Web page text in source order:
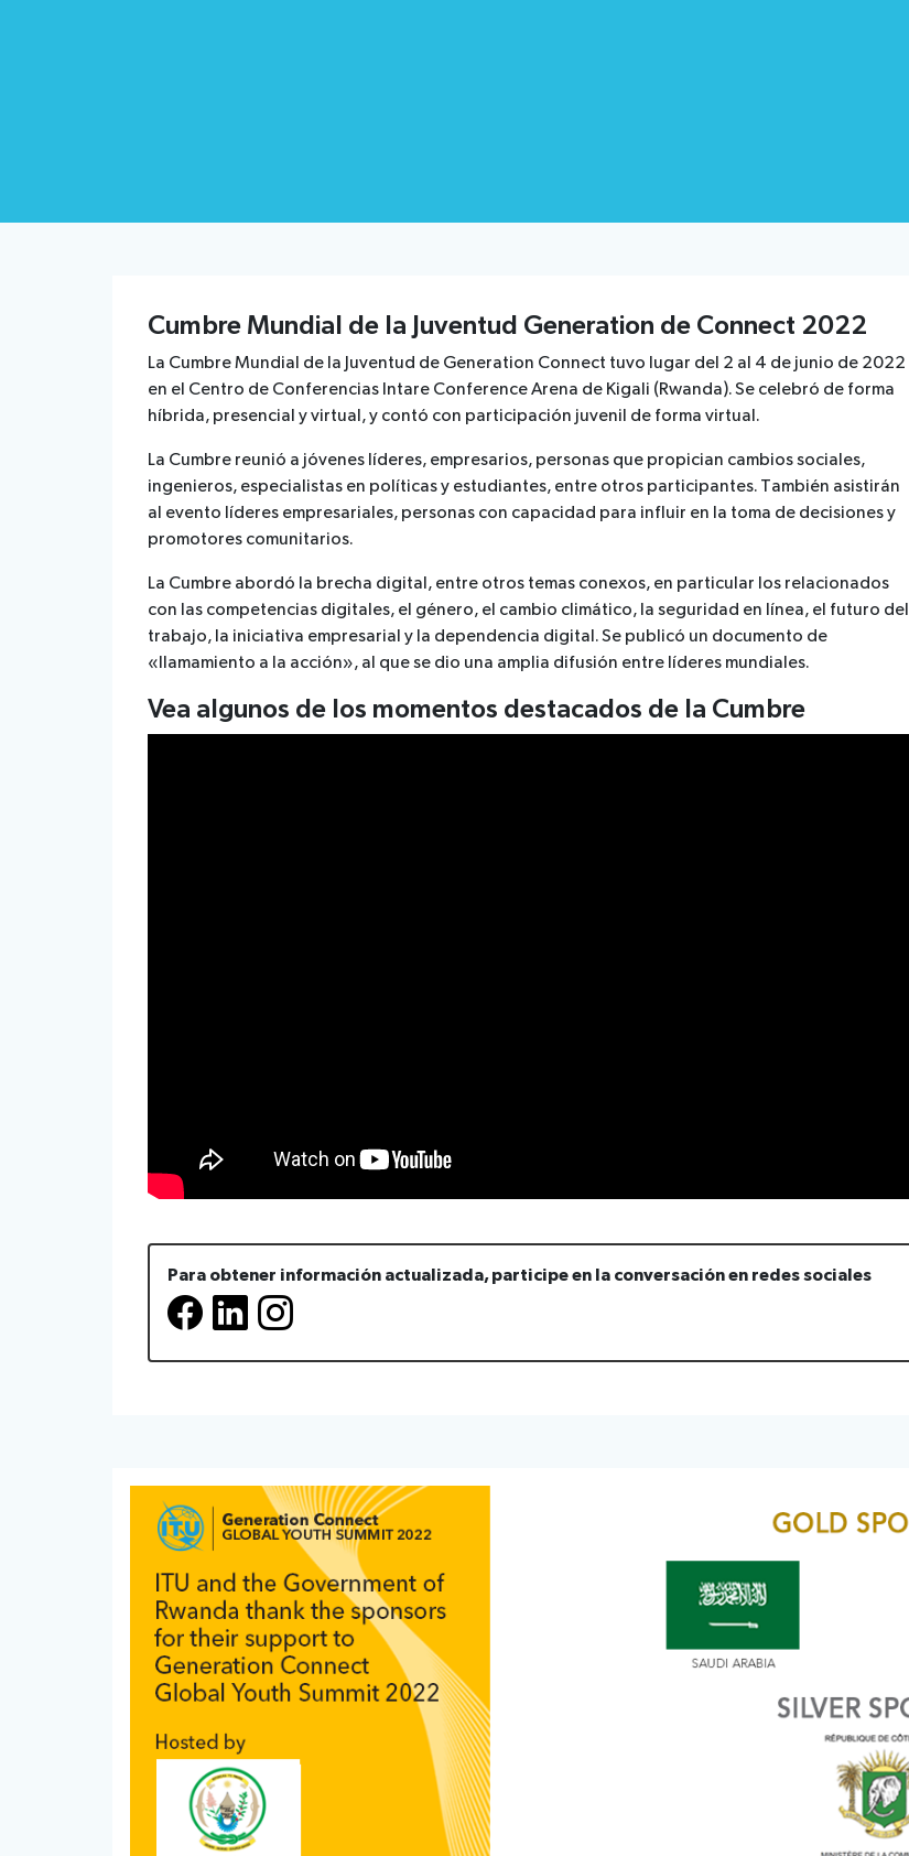
Cumbre Mundial de la Juventud Generation de Connect 2022
La Cumbre Mundial de la Juventud de Generation Connect tuvo lugar del 2 al 4 de junio de 2022
en el Centro de Conferencias Intare Conference Arena de Kigali (Rwanda). Se celebró de forma
híbrida, presencial y virtual, y contó con participación juvenil de forma virtual.
La Cumbre reunió a jóvenes líderes, empresarios, personas que propician cambios sociales,
ingenieros, especialistas en políticas y estudiantes, entre otros participantes. También asistirán
al evento líderes empresariales, personas con capacidad para influir en la toma de decisiones y
promotores comunitarios.
La Cumbre abordó la brecha digital, entre otros temas conexos, en particular los relacionados
con las competencias digitales, el género, el cambio climático, la seguridad en línea, el futuro del
trabajo, la iniciativa empresarial y la dependencia digital. Se publicó un documento de
«llamamiento a la acción», al que se dio una amplia difusión entre líderes mundiales.
Vea algunos de los momentos destacados de la Cumbre
Para obtener información actualizada, participe en la conversación en redes sociales